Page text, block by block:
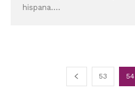
hispana....
53 54